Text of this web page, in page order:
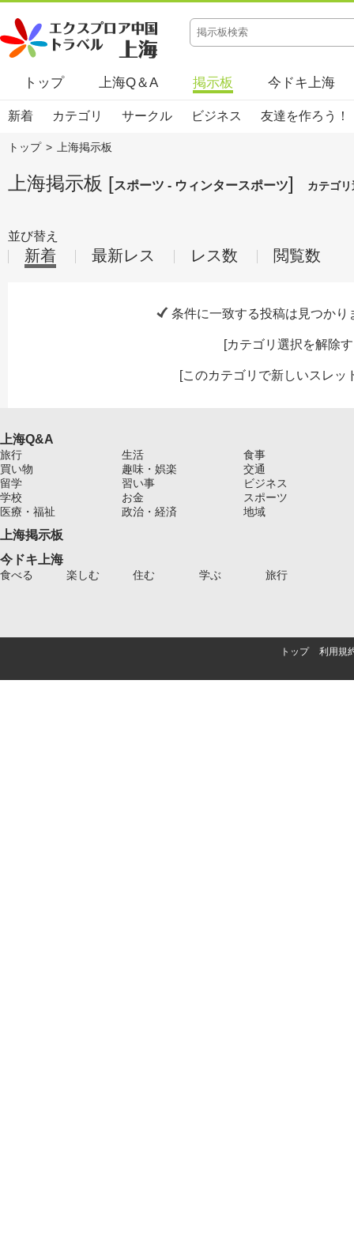
トップ 上海Q＆A 掲示板 今ドキ上海
新着 カテゴリ サークル ビジネス 友達を作ろう！
トップ > 上海掲示板
上海掲示板 [スポーツ - ウィンタースポーツ] カテゴ
並び替え
新着 最新レス レス数 閲覧数
条件に一致する投稿は見つかり
[カテゴリ選択を解除
[このカテゴリで新しいスレッ
上海Q&A
旅行 生活
食事
買い物
趣味・娯楽
交通
留学
習い事
ビジネス
学校
お金
スポーツ
医療・福祉
政治・経済 地域
上海掲示板
今ドキ上海
食べる 楽しむ 住む 学ぶ 旅行
トップ 利用規